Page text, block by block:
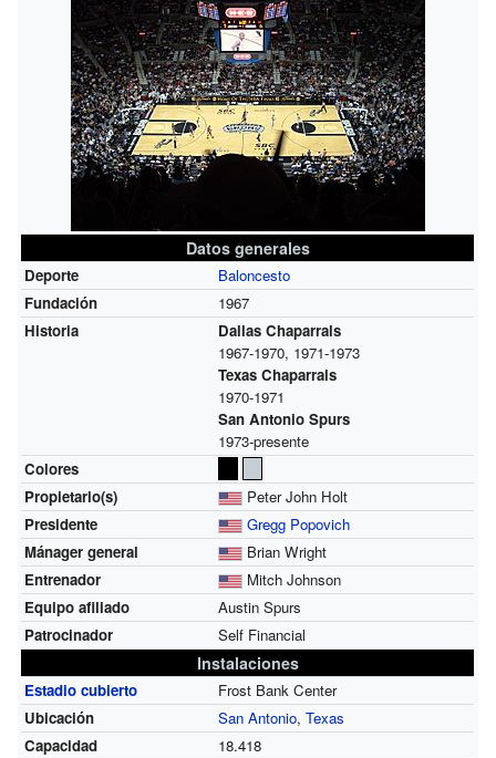
Datos generales
Deporte
Baloncesto
Fundación
1967
Historia
Dallas Chaparrals
1967-1970, 1971-1973
Texas Chaparrals
1970-1971
San Antonio Spurs
1973-presente
Colores
Propietario(s)
Peter John Holt
Presidente
Gregg Popovich
Mánager general
Brian Wright
Entrenador
Mitch Johnson
Equipo afiliado
Austin Spurs
Patrocinador
Self Financial
Instalaciones
Estadio cubierto
Frost Bank Center
Ubicación
San Antonio, Texas
Capacidad
18.418